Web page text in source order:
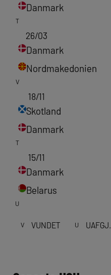
Danmark
T
26/03
Danmark
Nordmakedonien
V
18/11
Skotland
Danmark
T
15/11
Danmark
Belarus
U
V VUNDET U UAFGJ.